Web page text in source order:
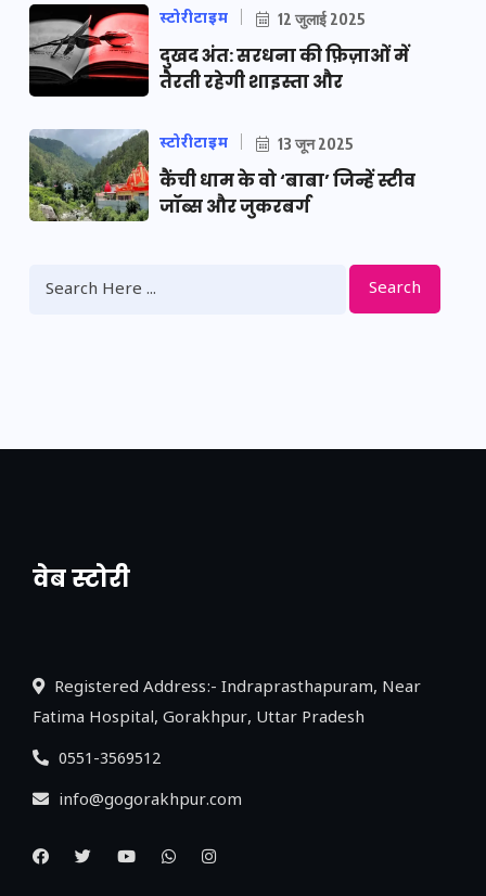
स्टोरीटाइम 12 जुलाई 2025
दुखद अंत: सरधना की फ़िज़ाओं में
तैरती रहेगी शाइस्ता और
स्टोरीटाइम 13 जून 2025
कैंची धाम के वो ‘बाबा’ जिन्हें स्टीव
जॉब्स और जुकरबर्ग
Search
वेब स्टोरी
नया एक्सप्रेसवे: पूर्वांचल का लक, डेवलपमेंट का
Registered Address:- Indraprasthapuram, Near
Fatima Hospital, Gorakhpur, Uttar Pradesh
0551-3569512
info@gogorakhpur.com